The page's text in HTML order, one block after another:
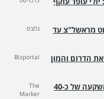
מראשל"צ עד
גלובס
הדרום והמון
Bizportal
"קניון האוליגרכים" באילת נפתח בהשקעה של כ-40
The
Marker